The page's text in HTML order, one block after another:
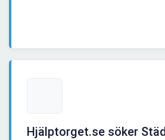
Hjälptorget.se söker